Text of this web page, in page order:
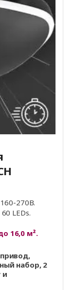
270В.
LEDs.
16,0 м².
набор, 2
и